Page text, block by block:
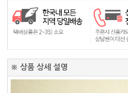
※ 상품 상세 설명